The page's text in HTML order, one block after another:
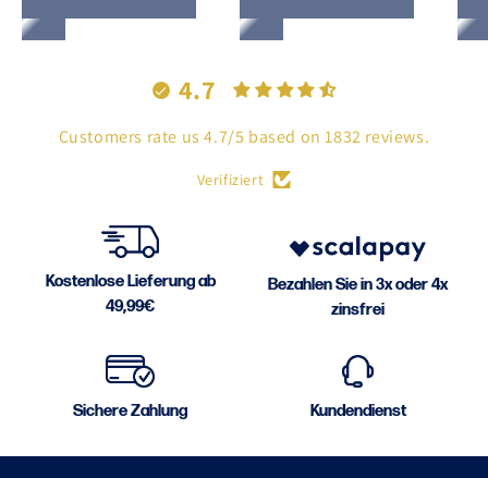
4.7
Customers rate us 4.7/5 based on 1832 reviews.
Verifiziert
Kostenlose Lieferung ab
49,99€
Bezahlen Sie in 3x oder 4x
zinsfrei
Sichere Zahlung Kundendienst